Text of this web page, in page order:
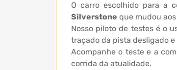
O carro escolhido para a
Silverstone que mudou
Nosso piloto de testes é o
traçado da pista desligado
Acompanhe o teste e a
corrida da atualidade.